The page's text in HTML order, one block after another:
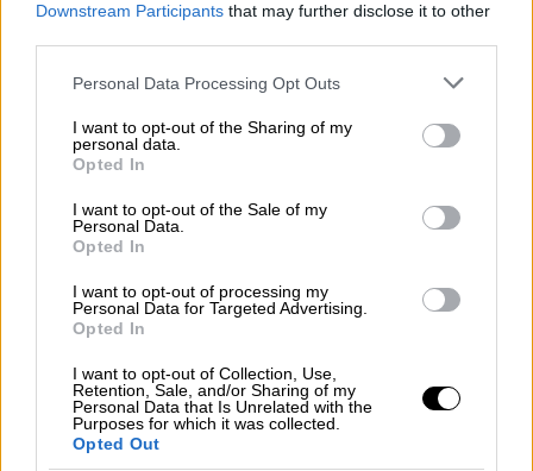
Downstream Participants that may further disclose it to other
Please note that this website/app uses one or more Google
not limited to your visit or usage behaviour. You may click to
grant or deny consent to Google and its third-party tags to
use your data for below specified purposes in below Google
consent section.
Personal Data Processing Opt Outs
I want to opt-out of the Sharing of my
personal data.
Opted In
I want to opt-out of the Sale of my
Personal Data.
Opted In
I want to opt-out of processing my
Personal Data for Targeted Advertising.
Opted In
I want to opt-out of Collection, Use,
Retention, Sale, and/or Sharing of my
Personal Data that Is Unrelated with the
Purposes for which it was collected.
Opted Out
ακτές της χερσονήσου του Σινά, όταν
δέχτηκε την επίθεση. Η συνδυασμένη
αεροπορική και θαλάσσια επίθεση σκότωσε
ναύτες, δύο πεζοναύτες και έναν πολίτη -
υπάλληλο της NSA), ενώ τραυμάτισε 171
μέλη του πληρώματος και προκάλεσε
σοβαρές ζημιές στο πλοίο.
Οι διαδικασίεςέρευνας του Ανακριτικού του
Πολεμικού Ναυτικού, μετά το περιστατικό,
διεξήχθησαν κάτω από απόλυτη
μυστικότητα, και οι επιζώντες που